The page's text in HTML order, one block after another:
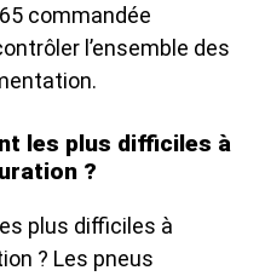
commandée
l’ensemble des
les plus difficiles à
?
plus difficiles à
? Les pneus